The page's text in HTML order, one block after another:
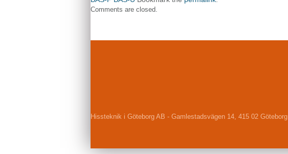
Comments are closed.
Hissteknik i Göteborg AB - Gamlestadsvägen 14, 415 02 Göteborg